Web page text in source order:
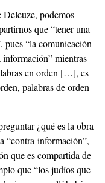
podemos
que “tener una
pues “la comunicación
mientras
en orden […], es
palabras de orden
¿qué es la obra
“contra-información”,
que es compartida de
que “los judíos que